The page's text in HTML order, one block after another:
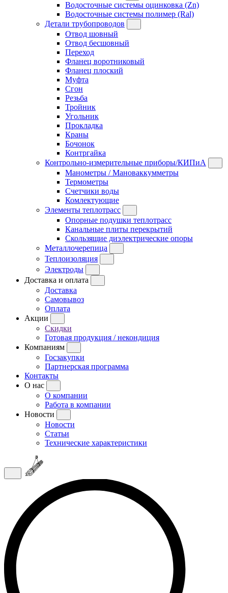
Водосточные системы оцинковка (Zn)
Водосточные системы полимер (Ral)
Детали трубопроводов
Отвод шовный
Отвод бесшовный
Переход
Фланец воротниковый
Фланец плоский
Муфта
Сгон
Резьба
Тройник
Угольник
Прокладка
Краны
Бочонок
Контргайка
Контрольно-измерительные приборы/КИПиА
Манометры / Мановаккумметры
Термометры
Счетчики воды
Комлектующие
Элементы теплотрасс
Опорные подушки теплотрасс
Канальные плиты перекрытий
Скользящие диэлектрические опоры
Металлочерепица
Теплоизоляция
Электроды
Доставка и оплата
Доставка
Самовывоз
Оплата
Акции
Скидки
Готовая продукция / некондиция
Компаниям
Госзакупки
Партнерская программа
Контакты
О нас
О компании
Работа в компании
Новости
Новости
Статьи
Технические характеристики